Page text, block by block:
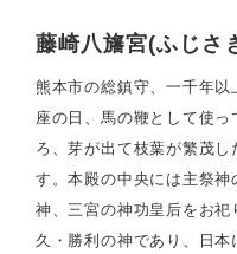
藤崎八旛宮(ふじさ
熊本市の総鎮守、一千年
座の日、馬の鞭として使
ろ、芽が出て枝葉が繁茂
す。本殿の中央には主祭
神、三宮の神功皇后をお
久・勝利の神であり、日